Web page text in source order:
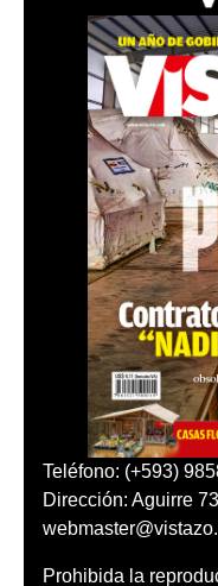
Teléfono: (+593)
Dirección: Aguirre
Prohibida la